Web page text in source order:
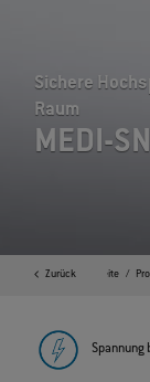
MEDI-
Sichere
Raum
Zurück Startseite
Spannung